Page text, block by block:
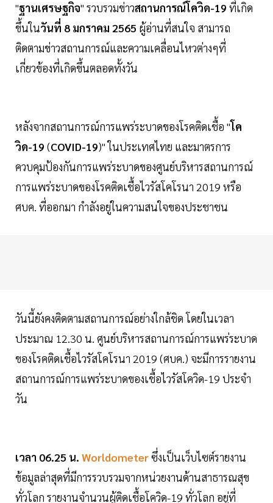
"ฐานเศรษฐกิจ" รวบรวมข่าวสถานการณ์โควิด-19 ที่เกิด
ขึ้นในวันที่ 8 มกราคม 2565 ผู้อ่านที่สนใจ สามารถ
ติดตามข่าวสถานการณ์และความเคลื่อนไหวต่างๆที่
เกี่ยวข้องที่เกิดขึ้นตลอดทั้งวัน
หลังจากสถานการณ์การแพร่ระบาดของโรคติดเชื้อ "โค
วิด-19 (COVID-19)" ในประเทศไทย และมาตรการ
ควบคุมป้องกันการแพร่ระบาดของศูนย์บริหารสถานการณ์
การแพร่ระบาดของโรคติดเชื้อไวรัสโคโรนา 2019 หรือ
ศบค. ที่ออกมา กำลังอยู่ในความสนใจของประชาชน
วันนี้ยังคงติดตามสถานการณ์อย่างใกล้ชิด โดยในเวลา
ประมาณ 12.30 น. ศูนย์บริหารสถานการณ์การแพร่ระบาด
ของโรคติดเชื้อไวรัสโคโรนา 2019 (ศบค.) จะมีการรายงาน
สถานการณ์การแพร่ระบาดของเชื้อไวรัสโควิด-19 ประจำ
วัน
เวลา 06.25 น. Worldometerซึ่งเป็นเว็บไซต์รายงาน
ข้อมูลล่าสุดที่มีการรวบรวมจากหน่วยงานด้านสาธารณสุข
ทั่วโลก รายงานจำนวนผู้ติดเชื้อโควิด-19 ทั่วโลก อยู่ที่